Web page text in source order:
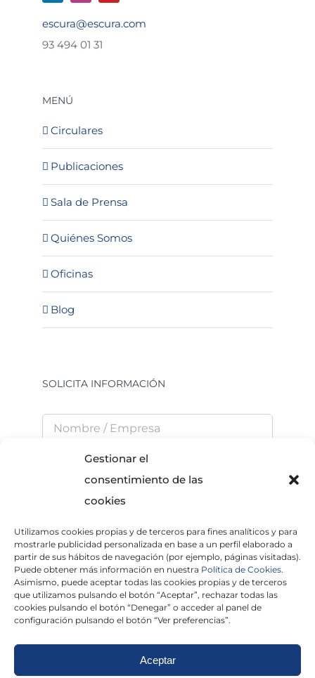
Gestionar el
consentimiento de las
cookies
Utilizamos cookies propias y de terceros para fines analíticos y para
mostrarle publicidad personalizada en base a un perfil elaborado a
partir de sus hábitos de navegación (por ejemplo, páginas visitadas).
Puede obtener más información en nuestra Política de Cookies.
Asimismo, puede aceptar todas las cookies propias y de terceros
que utilizamos pulsando el botón “Aceptar”, rechazar todas las
cookies pulsando el botón “Denegar” o acceder al panel de
configuración pulsando el botón “Ver preferencias”.
Aceptar
escura@escura.com
93 494 01 31
MENÚ
Circulares
Publicaciones
Sala de Prensa
Quiénes Somos
Oficinas
Blog
SOLICITA INFORMACIÓN
He leído y acepto laPolítica de Privacidad
×